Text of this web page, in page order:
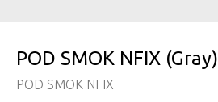
POD SMOK NFIX (Gray)
POD SMOK NFIX